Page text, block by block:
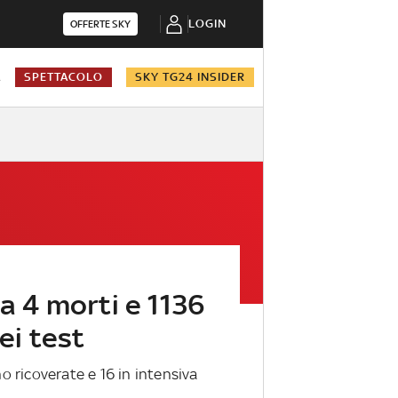
OFFERTE SKY LOGIN
SPETTACOLO SKY TG24 INSIDER
4 morti e 1136
test
ricoverate e 16 in intensiva